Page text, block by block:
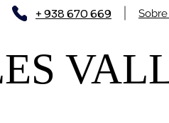
+ 938 670 669